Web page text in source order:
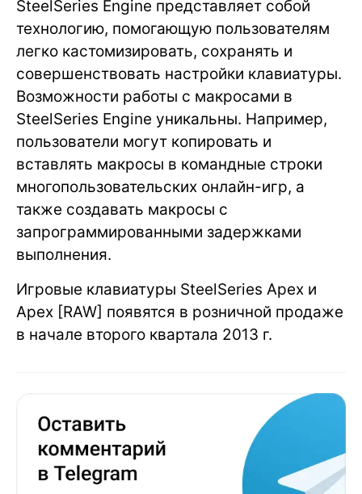
SteelSeries Engine представляет собой
технологию, помогающую пользователям
легко кастомизировать, сохранять и
совершенствовать настройки клавиатуры.
Возможности работы с макросами в
SteelSeries Engine уникальны. Например,
пользователи могут копировать и
вставлять макросы в командные строки
многопользовательских онлайн-игр, а
также создавать макросы с
запрограммированными задержками
выполнения.
Игровые клавиатуры SteelSeries Apex и
Apex [RAW] появятся в розничной продаже
в начале второго квартала 2013 г.